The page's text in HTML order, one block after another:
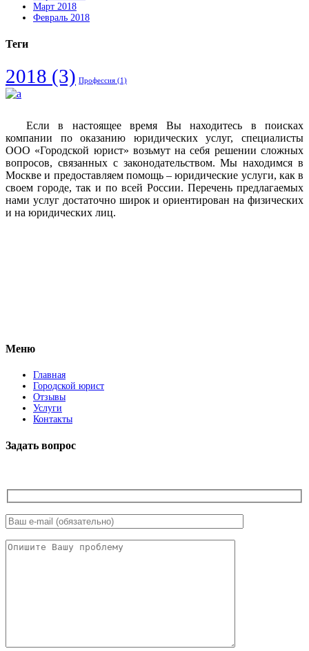
Март 2018
Февраль 2018
Теги
2018 (3) Профессия (1)
Если в настоящее время Вы находитесь в поисках
компании по оказанию юридических услуг, специалисты
ООО «Городской юрист» возьмут на себя решении сложных
вопросов, связанных с законодательством. Мы находимся в
Москве и предоставляем помощь – юридические услуги, как в
своем городе, так и по всей России. Перечень предлагаемых
нами услуг достаточно широк и ориентирован на физических
и на юридических лиц.
Меню
Главная
Городской юрист
Отзывы
Услуги
Контакты
Задать вопрос